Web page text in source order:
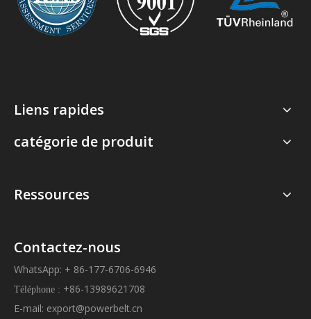
Liens rapides
catégorie de produit
Ressources
Contactez-nous
WhatsApp: + 86-177-6706-6946
Téléphone : +86-13989621708
E-mail: export@powerbelt.cn